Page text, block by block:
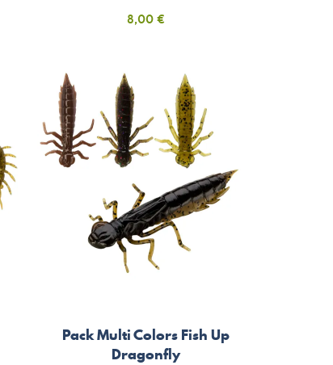
Prix
8,00 €
Pack Multi Colors Fish Up
Dragonfly